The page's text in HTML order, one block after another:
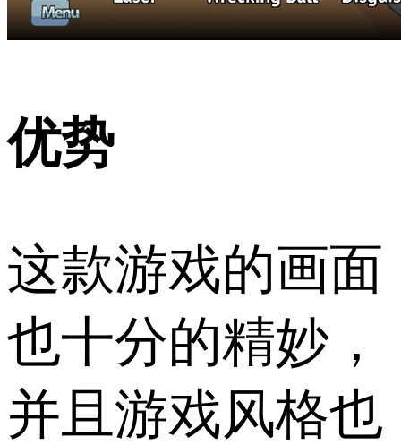
优势
这款游戏的画面
也十分的精妙，
并且游戏风格也